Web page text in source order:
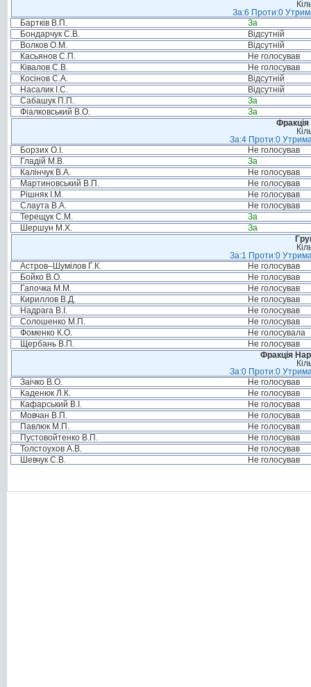
За:6 Проти:0
Бартків В.П.
За
Бондарчук С.В.
Відсутній
Волков О.М.
Відсутній
Касьянов С.П.
Не голосував
Ківалов С.В.
Не голосував
Косінов С.А.
Відсутній
Насалик І.С.
Відсутній
Сабашук П.П.
За
Фіалковський В.О.
За
Фракція
За:4 Проти:0
Борзих О.І.
Не голосував
Гладій М.В.
За
Калінчук В.А.
Не голосував
Мартиновський В.П.
Не голосував
Рішняк І.М.
Не голосував
Слаута В.А.
Не голосував
Терещук С.М.
За
Шершун М.Х.
За
За:1 Проти:0
Астров–Шумілов Г.К.
Не голосував
Бойко В.О.
Не голосував
Гапочка М.М.
Не голосував
Кириллов В.Д.
Не голосував
Надрага В.І.
Не голосував
Солошенко М.П.
Не голосував
Фоменко К.О.
Не голосувала
Щербань В.П.
Не голосував
Фракція
За:0 Проти:0
Заічко В.О.
Не голосував
Каденюк Л.К.
Не голосував
Кафарський В.І.
Не голосував
Мовчан В.П.
Не голосував
Павлюк М.П.
Не голосував
Пустовойтенко В.П.
Не голосував
Толстоухов А.В.
Не голосував
Шевчук С.В.
Не голосував